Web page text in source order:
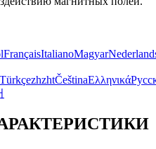
FrançaisItalianoMagyar
TürkçezhzhtČeštinaΕλληνικά